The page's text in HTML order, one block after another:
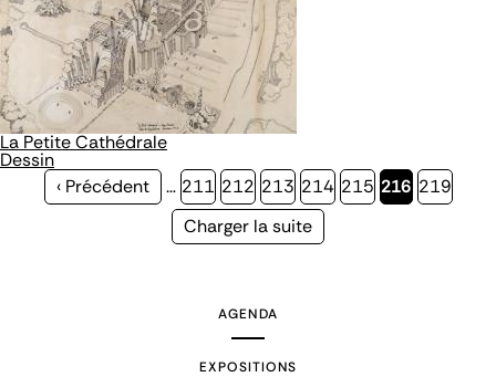
La Petite Cathédrale
Dessin
Page
‹ Précédent … Page
211 Page
212 Page
213 Page
214 Page
215 Page
216 Page
219
Page
Charger la suite
AGENDA
EXPOSITIONS